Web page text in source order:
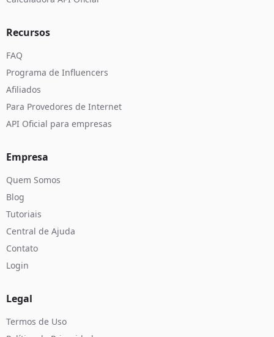
Recursos
FAQ
Programa de Influencers
Afiliados
Para Provedores de Internet
API Oficial para empresas
Empresa
Quem Somos
Blog
Tutoriais
Central de Ajuda
Contato
Login
Legal
Termos de Uso